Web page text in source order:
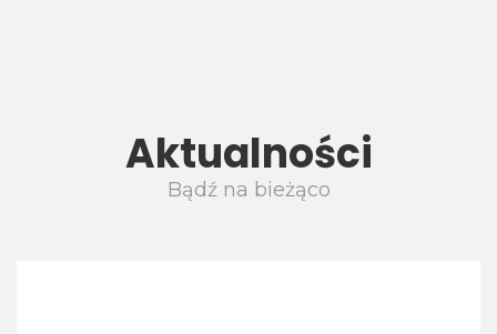
Aktualności
Bądź na bieżąco